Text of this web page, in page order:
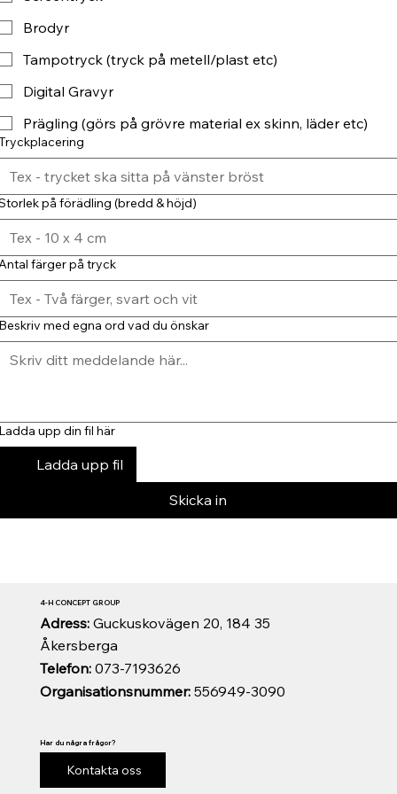
Brodyr
Tampotryck (tryck på metell/plast etc)
Digital Gravyr
Prägling (görs på grövre material ex skinn, läder etc)
på förädling (bredd & höjd)
färger på tryck
med egna ord vad du önskar
upp din fil här
Ladda upp fil
Skicka in
Organisationsnummer:556949-3090
Telefon:073-7193626
Adress: Guckuskovägen 20, 184 35
Åkersberga
4-H CONCEPT GROUP
Har du några frågor?
Kontakta oss